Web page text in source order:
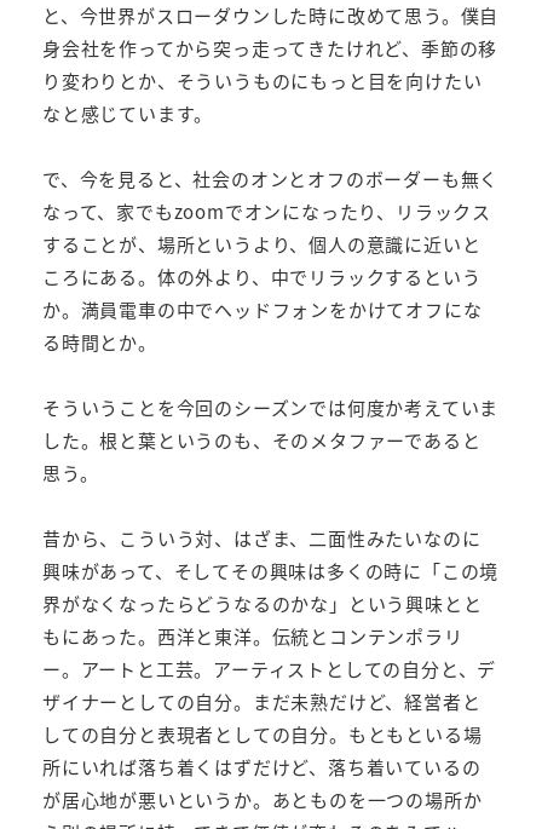
と、今世界がスローダウンした時に改めて思う。僕自
身会社を作ってから突っ走ってきたけれど、季節の移
り変わりとか、そういうものにもっと目を向けたい
なと感じています。
で、今を見ると、社会のオンとオフのボーダーも無く
なって、家でもzoomでオンになったり、リラックス
することが、場所というより、個人の意識に近いと
ころにある。体の外より、中でリラックするという
か。満員電車の中でヘッドフォンをかけてオフにな
る時間とか。
そういうことを今回のシーズンでは何度か考えていま
した。根と葉というのも、そのメタファーであると
思う。
昔から、こういう対、はざま、二面性みたいなのに
興味があって、そしてその興味は多くの時に「この境
界がなくなったらどうなるのかな」という興味とと
もにあった。西洋と東洋。伝統とコンテンポラリ
ー。アートと工芸。アーティストとしての自分と、デ
ザイナーとしての自分。まだ未熟だけど、経営者と
しての自分と表現者としての自分。もともといる場
所にいれば落ち着くはずだけど、落ち着いているの
が居心地が悪いというか。あとものを一つの場所か